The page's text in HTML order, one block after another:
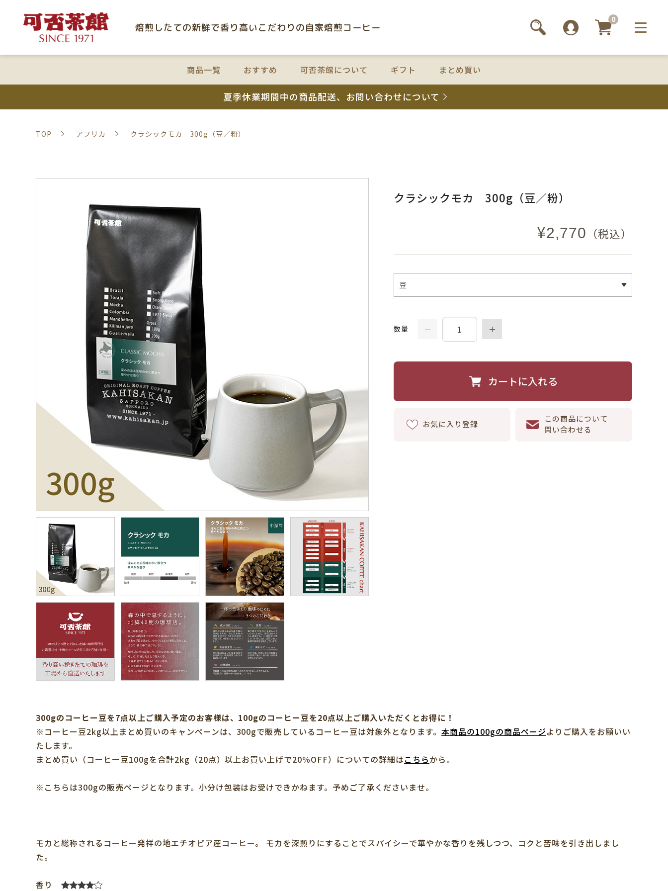
焙煎したての新鮮で⾹り⾼いこだわりの⾃家焙煎コーヒー
0
商品一覧 おすすめ 可否茶館について ギフト まとめ買い
夏季休業期間中の商品配送、お問い合わせについて
TOP アフリカ クラシックモカ 300g（豆／粉）
クラシックモカ 300g（豆／粉）
¥2,770 （税込）
数量
カートに入れる
お気に入り登録
この商品について
問い合わせる
300gのコーヒー豆を7点以上ご購入予定のお客様は、100gのコーヒー豆を20点以上ご購入いただくとお得に！
※コーヒー豆2kg以上まとめ買いのキャンペーンは、300gで販売しているコーヒー豆は対象外となります。 本商品の100gの商品ページよりご購入をお願いい
たします。
まとめ買い（コーヒー豆100gを合計2kg（20点）以上お買い上げで20％OFF）についての詳細はこちらから。
※こちらは300gの販売ページとなります。小分け包装はお受けできかねます。予めご了承くださいませ。
モカと総称されるコーヒー発祥の地エチオピア産コーヒー。 モカを深煎りにすることでスパイシーで華やかな香りを残しつつ、コクと苦味を引き出しまし
た。
香り